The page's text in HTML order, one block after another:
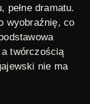
pełne dramatu.
wyobraźnię, co
twórczością
nie ma